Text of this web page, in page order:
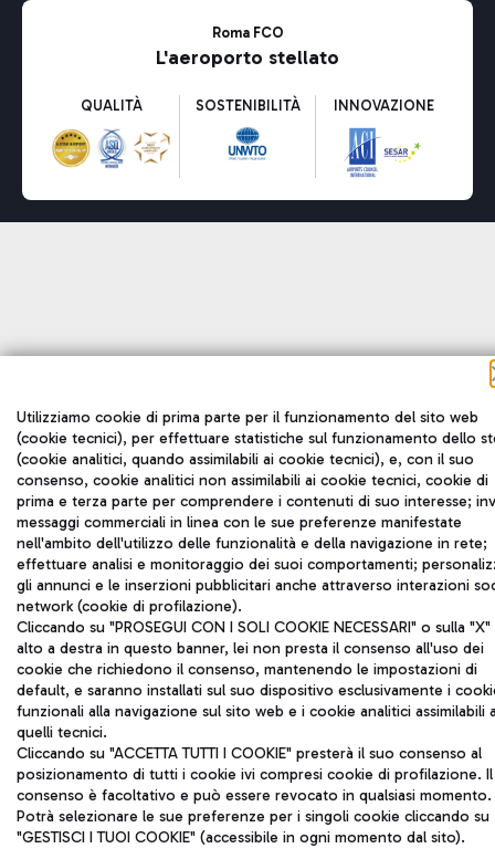
Roma FCO
L'aeroporto stellato
QUALITÀ SOSTENIBILITÀ INNOVAZIONE
Utilizziamo cookie di prima parte per il funzionamento del sito web
(cookie tecnici), per effettuare statistiche sul funzionamento dello
(cookie analitici, quando assimilabili ai cookie tecnici), e, con il suo
consenso, cookie analitici non assimilabili ai cookie tecnici, cookie di
prima e terza parte per comprendere i contenuti di suo interesse;
messaggi commerciali in linea con le sue preferenze manifestate
nell'ambito dell'utilizzo delle funzionalità e della navigazione in rete;
effettuare analisi e monitoraggio dei suoi comportamenti;
gli annunci e le inserzioni pubblicitari anche attraverso interazioni
network (cookie di profilazione).
Cliccando su "PROSEGUI CON I SOLI COOKIE NECESSARI" o sulla "X"
alto a destra in questo banner, lei non presta il consenso all'uso dei
cookie che richiedono il consenso, mantenendo le impostazioni di
default, e saranno installati sul suo dispositivo esclusivamente i
funzionali alla navigazione sul sito web e i cookie analitici assimilabili
quelli tecnici.
Cliccando su "ACCETTA TUTTI I COOKIE" presterà il suo consenso al
posizionamento di tutti i cookie ivi compresi cookie di profilazione. Il
consenso è facoltativo e può essere revocato in qualsiasi momento.
Potrà selezionare le sue preferenze per i singoli cookie cliccando su
"GESTISCI I TUOI COOKIE" (accessibile in ogni momento dal sito).